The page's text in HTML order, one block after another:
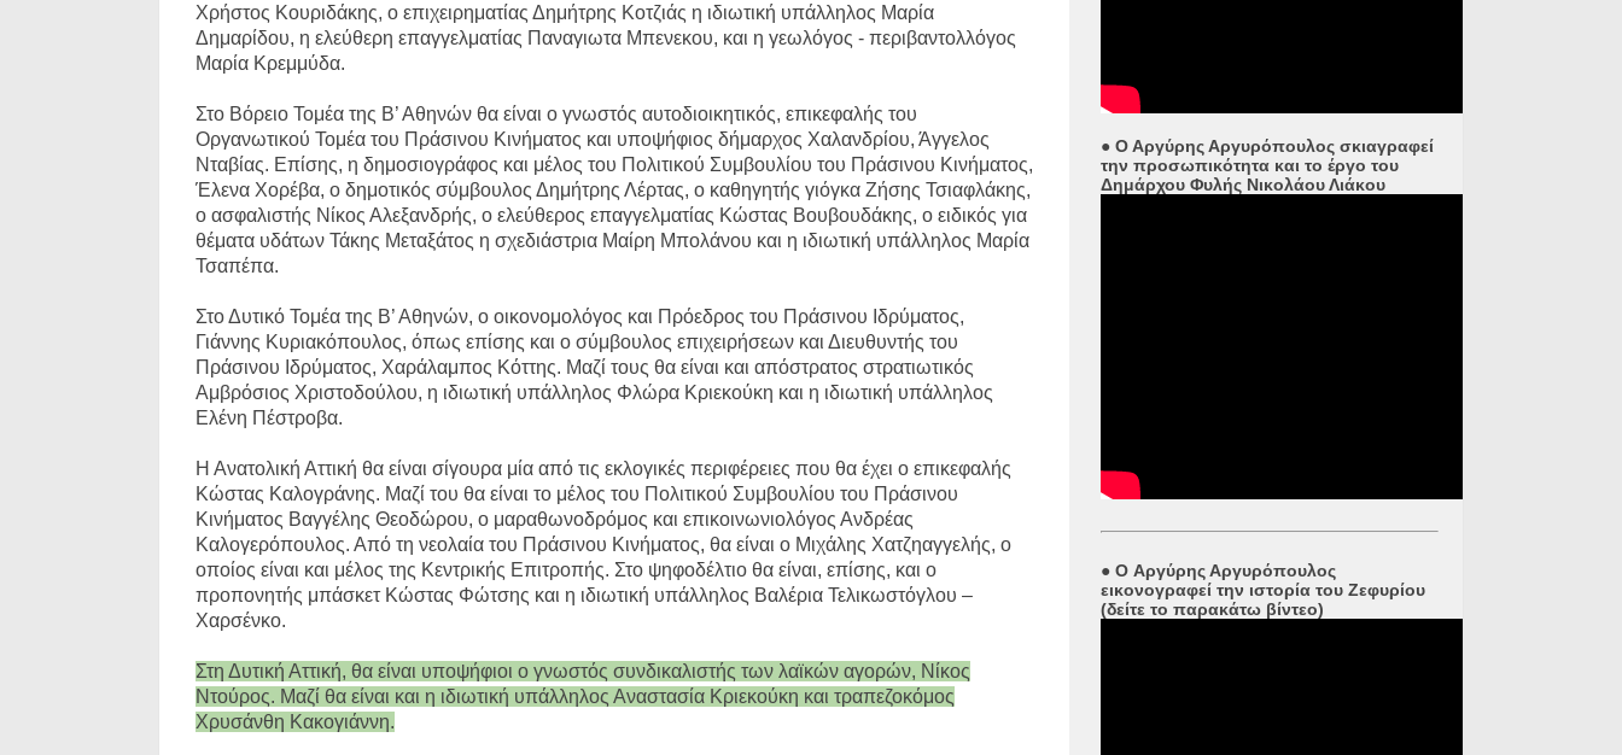
Χρήστος Κουριδάκης, ο επιχειρηματίας Δημήτρης Κοτζιάς η ιδιωτική υπάλληλος Μαρία
Δημαρίδου, η ελεύθερη επαγγελματίας Παναγιωτα Μπενεκου, και η γεωλόγος - περιβαντολλόγος
Μαρία Κρεμμύδα.
Στο Βόρειο Τομέα της Β’ Αθηνών θα είναι ο γνωστός αυτοδιοικητικός, επικεφαλής του
Οργανωτικού Τομέα του Πράσινου Κινήματος και υποψήφιος δήμαρχος Χαλανδρίου, Άγγελος
Νταβίας. Επίσης, η δημοσιογράφος και μέλος του Πολιτικού Συμβουλίου του Πράσινου Κινήματος,
Έλενα Χορέβα, ο δημοτικός σύμβουλος Δημήτρης Λέρτας, ο καθηγητής γιόγκα Ζήσης Τσιαφλάκης,
ο ασφαλιστής Νίκος Αλεξανδρής, ο ελεύθερος επαγγελματίας Κώστας Βουβουδάκης, ο ειδικός για
θέματα υδάτων Τάκης Μεταξάτος η σχεδιάστρια Μαίρη Μπολάνου και η ιδιωτική υπάλληλος Μαρία
Τσαπέπα.
Στο Δυτικό Τομέα της Β’ Αθηνών, ο οικονομολόγος και Πρόεδρος του Πράσινου Ιδρύματος,
Γιάννης Κυριακόπουλος, όπως επίσης και ο σύμβουλος επιχειρήσεων και Διευθυντής του
Πράσινου Ιδρύματος, Χαράλαμπος Κόττης. Μαζί τους θα είναι και απόστρατος στρατιωτικός
Αμβρόσιος Χριστοδούλου, η ιδιωτική υπάλληλος Φλώρα Κριεκούκη και η ιδιωτική υπάλληλος
Ελένη Πέστροβα.
Η Ανατολική Αττική θα είναι σίγουρα μία από τις εκλογικές περιφέρειες που θα έχει ο επικεφαλής
Κώστας Καλογράνης. Μαζί του θα είναι το μέλος του Πολιτικού Συμβουλίου του Πράσινου
Κινήματος Βαγγέλης Θεοδώρου, ο μαραθωνοδρόμος και επικοινωνιολόγος Ανδρέας
Καλογερόπουλος. Από τη νεολαία του Πράσινου Κινήματος, θα είναι ο Μιχάλης Χατζηαγγελής, ο
οποίος είναι και μέλος της Κεντρικής Επιτροπής. Στο ψηφοδέλτιο θα είναι, επίσης, και ο
προπονητής μπάσκετ Κώστας Φώτσης και η ιδιωτική υπάλληλος Βαλέρια Τελικωστόγλου –
Χαρσένκο.
Στη Δυτική Αττική, θα είναι υποψήφιοι ο γνωστός συνδικαλιστής των λαϊκών αγορών, Νίκος
Ντούρος. Μαζί θα είναι και η ιδιωτική υπάλληλος Αναστασία Κριεκούκη και τραπεζοκόμος
Χρυσάνθη Κακογιάννη.
● Ο Αργύρης Αργυρόπουλος σκιαγραφεί
την προσωπικότητα και το έργο του
Δημάρχου Φυλής Νικολάου Λιάκου
● O Αργύρης Αργυρόπουλος
εικονογραφεί την ιστορία του Ζεφυρίου
(δείτε το παρακάτω βίντεο)